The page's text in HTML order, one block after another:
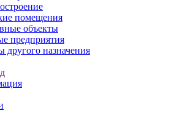
помещения
объекты
предприятия
другого назначения